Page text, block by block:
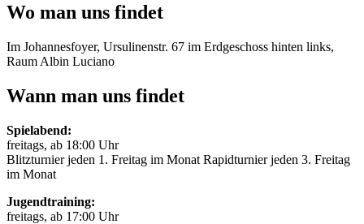
Wo man uns findet
Im Johannesfoyer, Ursulinenstr. 67 im Erdgeschoss hinten links,
Raum Albin Luciano
Wann man uns findet
Spielabend:
freitags, ab 18:00 Uhr
Blitzturnier jeden 1. Freitag im Monat Rapidturnier jeden 3. Freitag
im Monat
Jugendtraining:
freitags, ab 17:00 Uhr